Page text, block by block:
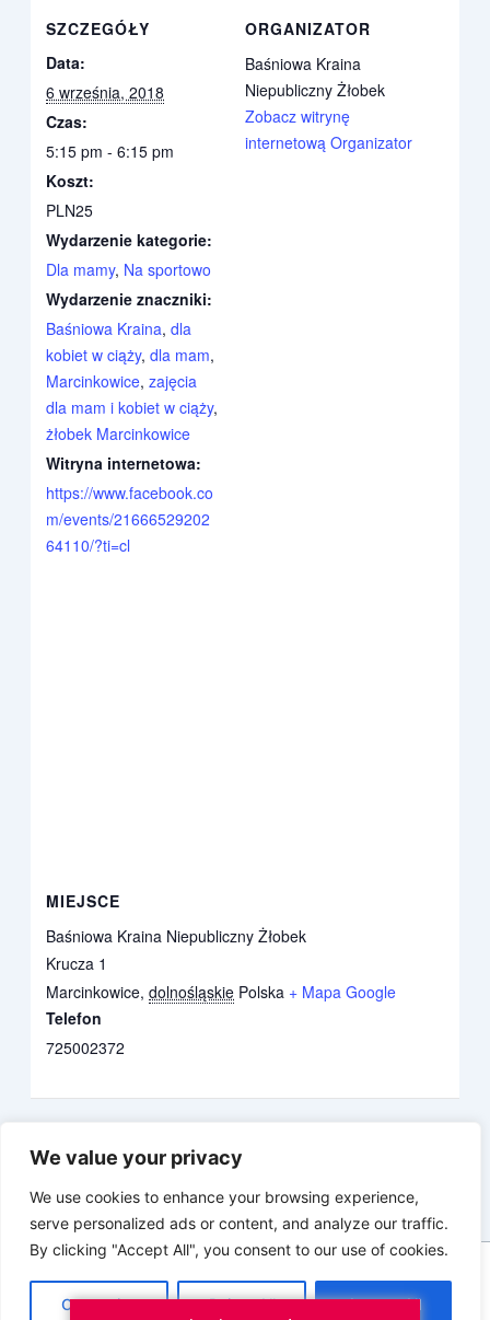
We value your privacy
We use cookies to enhance your browsing experience,
serve personalized ads or content, and analyze our traffic.
By clicking "Accept All", you consent to our use of cookies.
Customize Reject All Accept All
SZCZEGÓŁY
Data:
6 września, 2018
Czas:
5:15 pm - 6:15 pm
Koszt:
PLN25
Wydarzenie kategorie:
Dla mamy, Na sportowo
Wydarzenie znaczniki:
Baśniowa Kraina,dla
kobiet w ciąży,dla mam,
Marcinkowice,zajęcia
dla mam i kobiet w ciąży,
żłobek Marcinkowice
Witryna internetowa:
https://www.facebook.co
m/events/21666529202
64110/?ti=cl
ORGANIZATOR
Baśniowa Kraina
Niepubliczny Żłobek
Zobacz witrynę
internetową Organizator
MIEJSCE
Baśniowa Kraina Niepubliczny Żłobek
Krucza 1
Marcinkowice, dolnośląskie Polska + Mapa Google
Telefon
725002372
Copyright © 2026 SmartAsy.pl